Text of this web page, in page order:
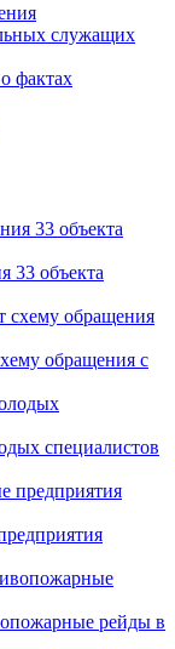
служащих
фактах
33 объекта
обращения с
специалистов
рейды в